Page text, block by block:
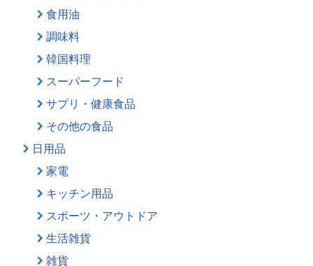
食用油
調味料
韓国料理
スーパーフード
サプリ・健康食品
その他の食品
日用品
家電
キッチン用品
スポーツ・アウトドア
生活雑貨
雑貨